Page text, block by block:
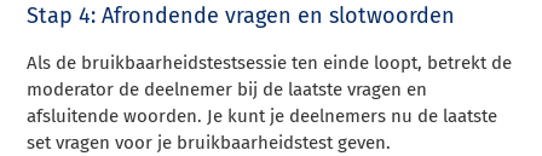
Stap 4: Afrondende vragen en slotwoorden
Als de bruikbaarheidstestsessie ten einde loopt, betrekt de
moderator de deelnemer bij de laatste vragen en
afsluitende woorden. Je kunt je deelnemers nu de laatste
set vragen voor je bruikbaarheidstest geven.